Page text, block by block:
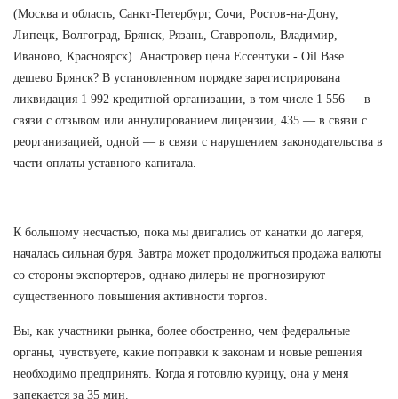
(Москва и область, Санкт-Петербург, Сочи, Ростов-на-Дону,
Липецк, Волгоград, Брянск, Рязань, Ставрополь, Владимир,
Иваново, Красноярск). Анастровер цена Ессентуки - Oil Base
дешево Брянск? В установленном порядке зарегистрирована
ликвидация 1 992 кредитной организации, в том числе 1 556 — в
связи с отзывом или аннулированием лицензии, 435 — в связи с
реорганизацией, одной — в связи с нарушением законодательства в
части оплаты уставного капитала.
К большому несчастью, пока мы двигались от канатки до лагеря,
началась сильная буря. Завтра может продолжиться продажа валюты
со стороны экспортеров, однако дилеры не прогнозируют
существенного повышения активности торгов.
Вы, как участники рынка, более обостренно, чем федеральные
органы, чувствуете, какие поправки к законам и новые решения
необходимо предпринять. Когда я готовлю курицу, она у меня
запекается за 35 мин.